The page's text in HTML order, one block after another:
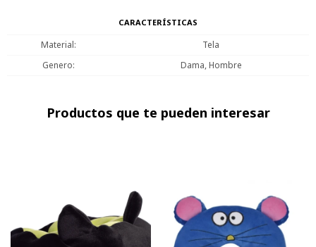
CARACTERÍSTICAS
Material
Tela
Genero
Dama, Hombre
Productos que te pueden interesar